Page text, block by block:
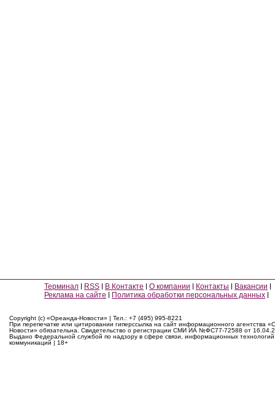
Терминал RSS В Контакте О компании Контакты
Вакансии
Реклама на сайте
Политика обработки персональных данных
Copyright (c) «Ореанда-Новости» | Тел.: +7 (495) 995-8221
При перепечатке или цитировании гиперссылка на сайт информационного агентства
Новости» обязательна. Свидетельство о регистрации СМИ ИА №ФС77-72588 от
Выдано Федеральной службой по надзору в сфере связи, информационных
коммуникаций | 18+